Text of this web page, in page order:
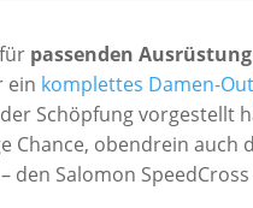
passenden
ein komplettes Damen-
Schöpfung vorgestellt
Chance, obendrein auch
– den Salomon